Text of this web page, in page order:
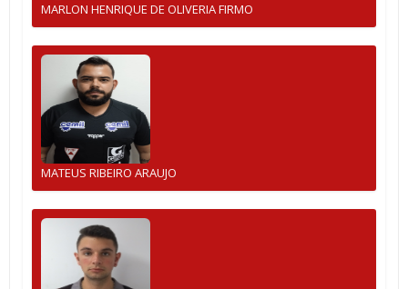
MARLON HENRIQUE DE OLIVERIA FIRMO
MATEUS RIBEIRO ARAUJO